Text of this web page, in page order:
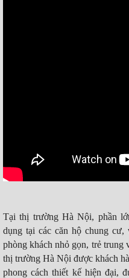
Tại thị trường Hà Nội, phần
dụng tại các căn hộ chung
phòng khách nhỏ gọn, trẻ trung
thị trường Hà Nội được khách
phong cách thiết kế hiện đại,